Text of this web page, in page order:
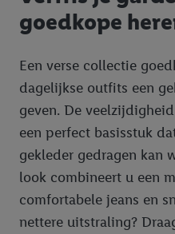
goedkope
Een verse collectie
dagelijkse outfits een
geven. De
een perfect basisstuk
gekleder gedragen kan
look combineert u een
comfortabele jeans en
nettere uitstraling?